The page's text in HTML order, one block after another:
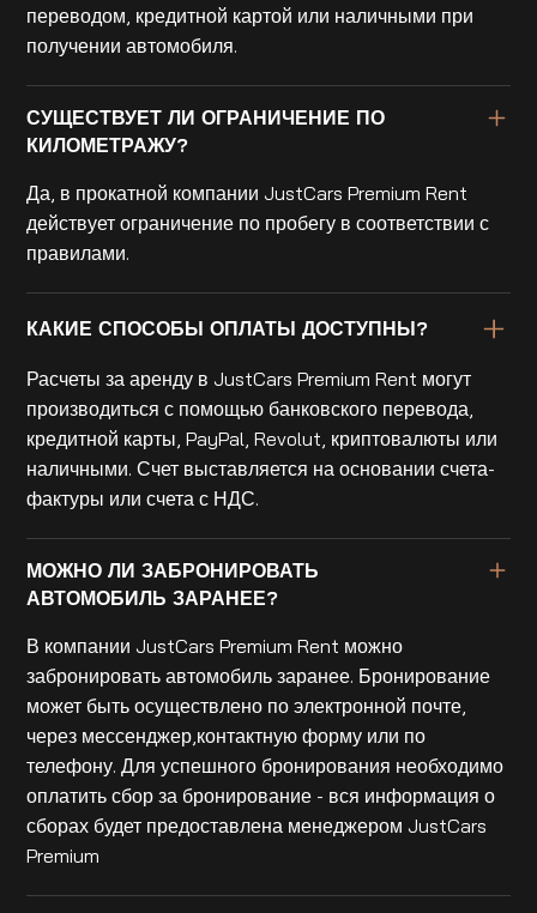
переводом, кредитной картой или наличными при
получении автомобиля.
СУЩЕСТВУЕТ ЛИ ОГРАНИЧЕНИЕ ПО
КИЛОМЕТРАЖУ?
Да, в прокатной компании JustCars Premium Rent
действует ограничение по пробегу в соответствии с
правилами.
КАКИЕ СПОСОБЫ ОПЛАТЫ ДОСТУПНЫ?
Расчеты за аренду в JustCars Premium Rent могут
производиться с помощью банковского перевода,
кредитной карты, PayPal, Revolut, криптовалюты или
наличными. Счет выставляется на основании счета-
фактуры или счета с НДС.
МОЖНО ЛИ ЗАБРОНИРОВАТЬ
АВТОМОБИЛЬ ЗАРАНЕЕ?
В компании JustCars Premium Rent можно
забронировать автомобиль заранее. Бронирование
может быть осуществлено по электронной почте,
через мессенджер,контактную форму или по
телефону. Для успешного бронирования необходимо
оплатить сбор за бронирование - вся информация о
сборах будет предоставлена менеджером JustCars
Premium